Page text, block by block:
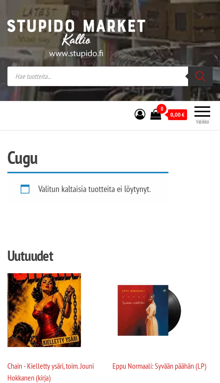
Stupido Market – verkossa ja kivijalassa
Stupido Market on vaihtoehtomusaan
erikoistunut verkko- sekä
kivijalkakauppa Helsingissä Kallion
sydämessä.
Valikko
0
0,00€
Cugu
Valitun kaltaisia tuotteita ei löytynyt.
Uutuudet
Chain - Kielletty ysäri, toim. Jouni
Hokkanen (kirja)
Eppu Normaali: Syvään päähän (LP)